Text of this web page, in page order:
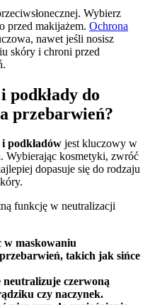
Wybierz
przed makijażem. Ochrona
nawet jeśli nosisz
skóry i chroni przed
do
przebarwień?
podkładów jest kluczowy w
Wybierając kosmetyki, zwróć
dopasuje się do rodzaju
funkcję w neutralizacji
w maskowaniu
takich jak sińce
neutralizuje czerwoną
czy naczynek.